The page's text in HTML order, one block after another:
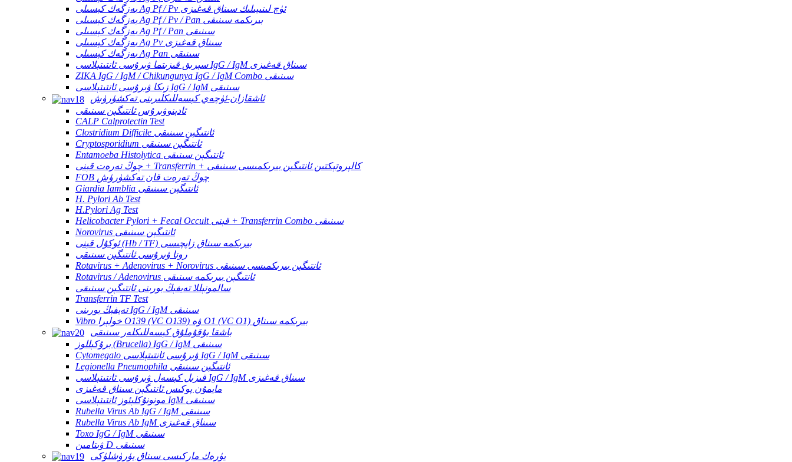
بەزگەك كېسىلى Ag Pf / Pv ئۈچ لىنىيىلىك سىناق قەغىزى
بەزگەك كېسىلى Ag Pf / Pv / Pan بىرىكمە سىنىقى
بەزگەك كېسىلى Ag Pf / Pan سىنىقى
بەزگەك كېسىلى Ag Pv سىناق قەغىزى
بەزگەك كېسىلى Ag Pan سىنىقى
سېرىق قىزىتما ۋىرۇسى ئانتىتېلاسى IgG / IgM سىناق قەغىزى
ZIKA IgG / IgM / Chikungunya IgG / IgM Combo سىنىقى
زىكا ۋىرۇسى ئانتىتېلاسى IgG / IgM سىنىقى
ئاشقازان-ئۈچەي كېسەللىكلىرىنى تەكشۈرۈش
ئادېنوۋىرۇس ئانتىگېن سىنىقى
CALP Calprotectin Test
Clostridium Difficile ئانتىگېن سىنىقى
Cryptosporidium ئانتىگېن سىنىقى
Entamoeba Histolytica ئانتىگېن سىنىقى
چوڭ تەرەت قېنى + Transferrin + كالپروتېكتىن ئانتىگېن بىرىكمىسى سىنىقى
FOB چوڭ تەرەت قان تەكشۈرۈش
Giardia Iamblia ئانتىگېن سىنىقى
H. Pylori Ab Test
H.Pylori Ag Test
Helicobacter Pylori + Fecal Occult قېنى + Transferrin Combo سىنىقى
Norovirus ئانتىگېن سىنىقى
ئوكۇل قېنى (Hb / TF) بىرىكمە سىناق زاپچىسى
روتا ۋىرۇسى ئانتىگېن سىنىقى
Rotavirus + Adenovirus + Norovirus ئانتىگېن بىرىكمىسى سىنىقى
Rotavirus / Adenovirus ئانتىگېن بىرىكمە سىنىقى
سالمونېللا تەيفېڭ بورىنى ئانتىگېن سىنىقى
Transferrin TF Test
تەيفېڭ بورىنى IgG / IgM سىنىقى
Vibro خولېرا O139 (VC O139) ۋە O1 (VC O1) بىرىكمە سىناق
باشقا يۇقۇملۇق كېسەللىكلەر سىنىقى
برۇكېللوز (Brucella) IgG / IgM سىنىقى
Cytomegalo ۋىرۇسى ئانتىتېلاسى IgG / IgM سىنىقى
Legionella Pneumophila ئانتىگېن سىنىقى
قىزىل كېسەل ۋىرۇسى ئانتىتېلاسى IgG / IgM سىناق قەغىزى
مايمۇن پوكىس ئانتىگېن سىناق قەغىزى
مونونۇكلېئوز ئانتىتېلاسى IgM سىنىقى
Rubella Virus Ab IgG / IgM سىنىقى
Rubella Virus Ab IgM سىناق قەغىزى
Toxo IgG / IgM سىنىقى
ۋىتامىن D سىنىقى
يۈرەك ماركىسى سىناق يۈرۈشلۈكى